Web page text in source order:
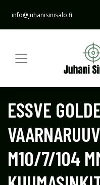
info@juhanisinisalo.fi
ESSVE
M10/7/104